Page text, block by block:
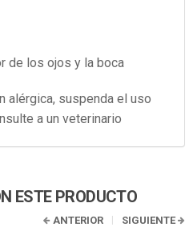
de los ojos y la boca
alérgica, suspenda el uso
a un veterinario
ESTE PRODUCTO
ANTERIOR SIGUIENTE